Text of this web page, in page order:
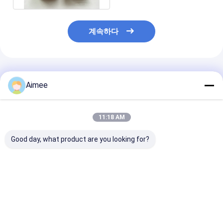
계속하다
추천된 제품
Aimee
11:18 AM
Good day, what product are you looking for?